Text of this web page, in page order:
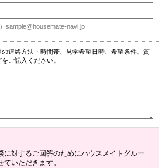
の連絡方法・時間帯、見学希望日時、希望条件、質
ご記入ください。
に対するご回答のためにハウスメイトグルー
いただきます。